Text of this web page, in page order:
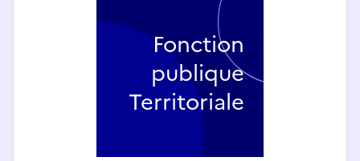
Fonction
publique
Territoriale